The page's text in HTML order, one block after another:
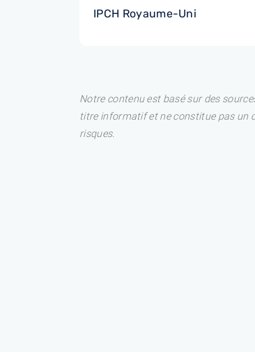
IPCH Royaume-Uni
Notre contenu est basé sur des
titre informatif et ne constitue pas un
risques.